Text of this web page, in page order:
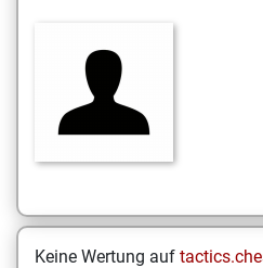
Keine Wertung auf